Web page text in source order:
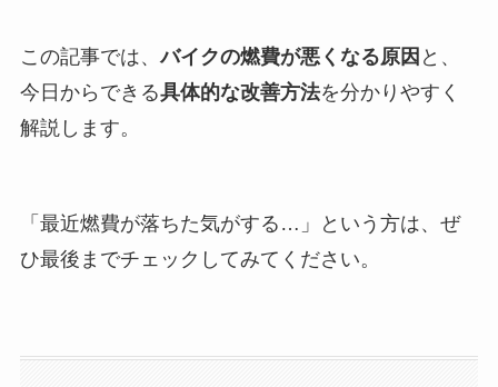
この記事では、バイクの燃費が悪くなる原因 と、
今日からできる具体的な改善方法を分かりやすく
解説します。
「最近燃費が落ちた気がする…」という方は、ぜ
ひ最後までチェックしてみてください。